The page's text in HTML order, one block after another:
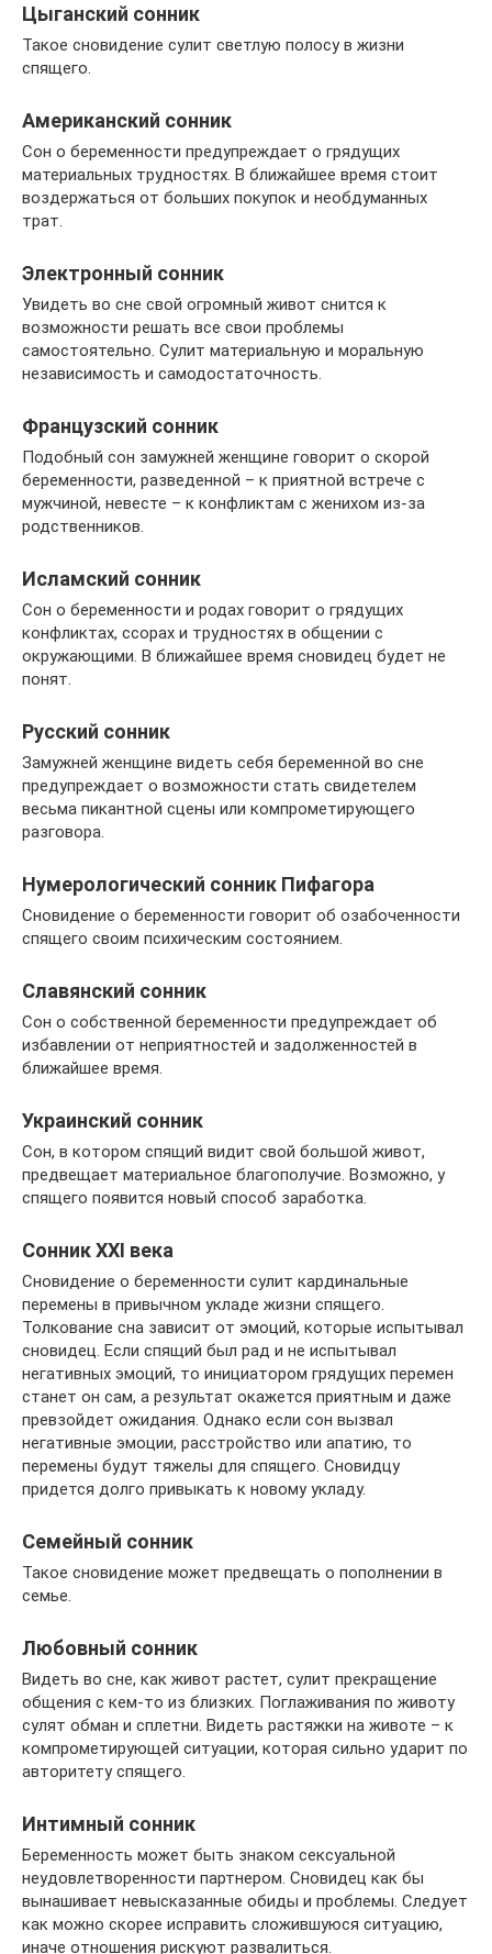
Цыганский сонник
Такое сновидение сулит светлую полосу в жизни
спящего.
Американский сонник
Сон о беременности предупреждает о грядущих
материальных трудностях. В ближайшее время стоит
воздержаться от больших покупок и необдуманных
трат.
Электронный сонник
Увидеть во сне свой огромный живот снится к
возможности решать все свои проблемы
самостоятельно. Сулит материальную и моральную
независимость и самодостаточность.
Французский сонник
Подобный сон замужней женщине говорит о скорой
беременности, разведенной – к приятной встрече с
мужчиной, невесте – к конфликтам с женихом из-за
родственников.
Исламский сонник
Сон о беременности и родах говорит о грядущих
конфликтах, ссорах и трудностях в общении с
окружающими. В ближайшее время сновидец будет не
понят.
Русский сонник
Замужней женщине видеть себя беременной во сне
предупреждает о возможности стать свидетелем
весьма пикантной сцены или компрометирующего
разговора.
Нумерологический сонник Пифагора
Сновидение о беременности говорит об озабоченности
спящего своим психическим состоянием.
Славянский сонник
Сон о собственной беременности предупреждает об
избавлении от неприятностей и задолженностей в
ближайшее время.
Украинский сонник
Сон, в котором спящий видит свой большой живот,
предвещает материальное благополучие. Возможно, у
спящего появится новый способ заработка.
Сонник XXI века
Сновидение о беременности сулит кардинальные
перемены в привычном укладе жизни спящего.
Толкование сна зависит от эмоций, которые испытывал
сновидец. Если спящий был рад и не испытывал
негативных эмоций, то инициатором грядущих перемен
станет он сам, а результат окажется приятным и даже
превзойдет ожидания. Однако если сон вызвал
негативные эмоции, расстройство или апатию, то
перемены будут тяжелы для спящего. Сновидцу
придется долго привыкать к новому укладу.
Семейный сонник
Такое сновидение может предвещать о пополнении в
семье.
Любовный сонник
Видеть во сне, как живот растет, сулит прекращение
общения с кем-то из близких. Поглаживания по животу
сулят обман и сплетни. Видеть растяжки на животе – к
компрометирующей ситуации, которая сильно ударит по
авторитету спящего.
Интимный сонник
Беременность может быть знаком сексуальной
неудовлетворенности партнером. Сновидец как бы
вынашивает невысказанные обиды и проблемы. Следует
как можно скорее исправить сложившуюся ситуацию,
иначе отношения рискуют развалиться.